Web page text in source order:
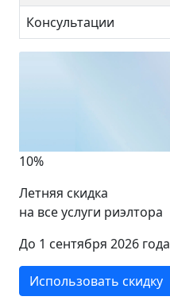
Консультации
10%
Летняя скидка
на все услуги риэлтора
До 1 сентября 2026 года
Использовать скидку